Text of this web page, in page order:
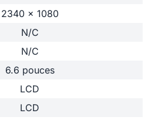
2340 x 1080
N/C
N/C
6.6 pouces
LCD
LCD